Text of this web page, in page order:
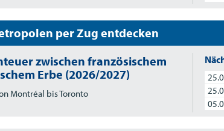
per Zug entdecken
zwischen französischem
Erbe (2026/2027)
Montréal bis Toronto